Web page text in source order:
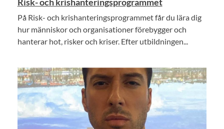
På Risk- och krishanteringsprogrammet får du lära dig
hur människor och organisationer förebygger och
hanterar hot, risker och kriser. Efter utbildningen...